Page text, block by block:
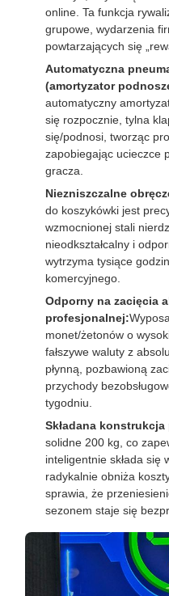
online. Ta funkcja
grupowe, wydarzenia
powtarzających się
Automatyczna
(amortyzator
automatyczny
się rozpocznie, tylna
się/podnosi, tworząc
zapobiegając ucieczce
gracza.
Niezniszczalne
do koszykówki jest
wzmocnionej stali
nieodkształcalny i
wytrzyma tysiące
komercyjnego.
Odporny na zacięcia
profesjonalnej:
monet/żetonów o
fałszywe waluty z
płynną, pozbawioną
przychody
tygodniu.
Składana
solidne 200 kg, co
inteligentnie składa się
radykalnie obniża
sprawia, że
sezonem staje się